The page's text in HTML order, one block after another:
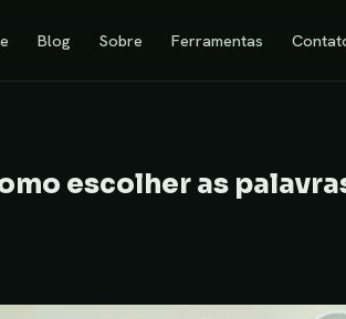
Blog Sobre Ferramentas
escolher as